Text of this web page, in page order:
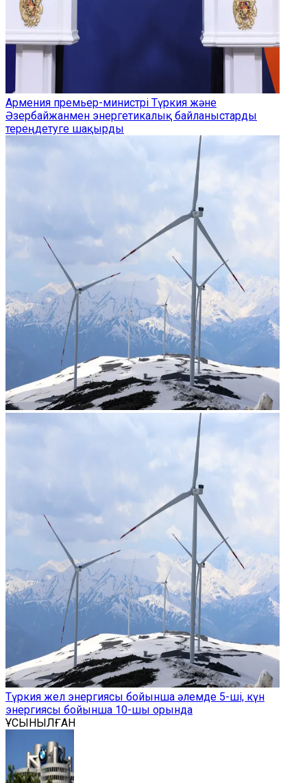
Армения премьер-министрі Түркия және
Әзербайжанмен энергетикалық байланыстарды
тереңдетуге шақырды
Түркия жел энергиясы бойынша әлемде 5-ші, күн
энергиясы бойынша 10-шы орында
ҰСЫНЫЛҒАН